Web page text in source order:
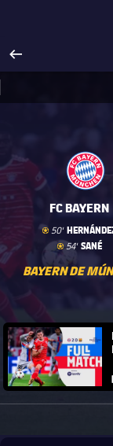
FC BAYERN
Golgoal
50'
Golgoal
54' SANÉ
BAYERN DE
FC
Iniciar vídeo